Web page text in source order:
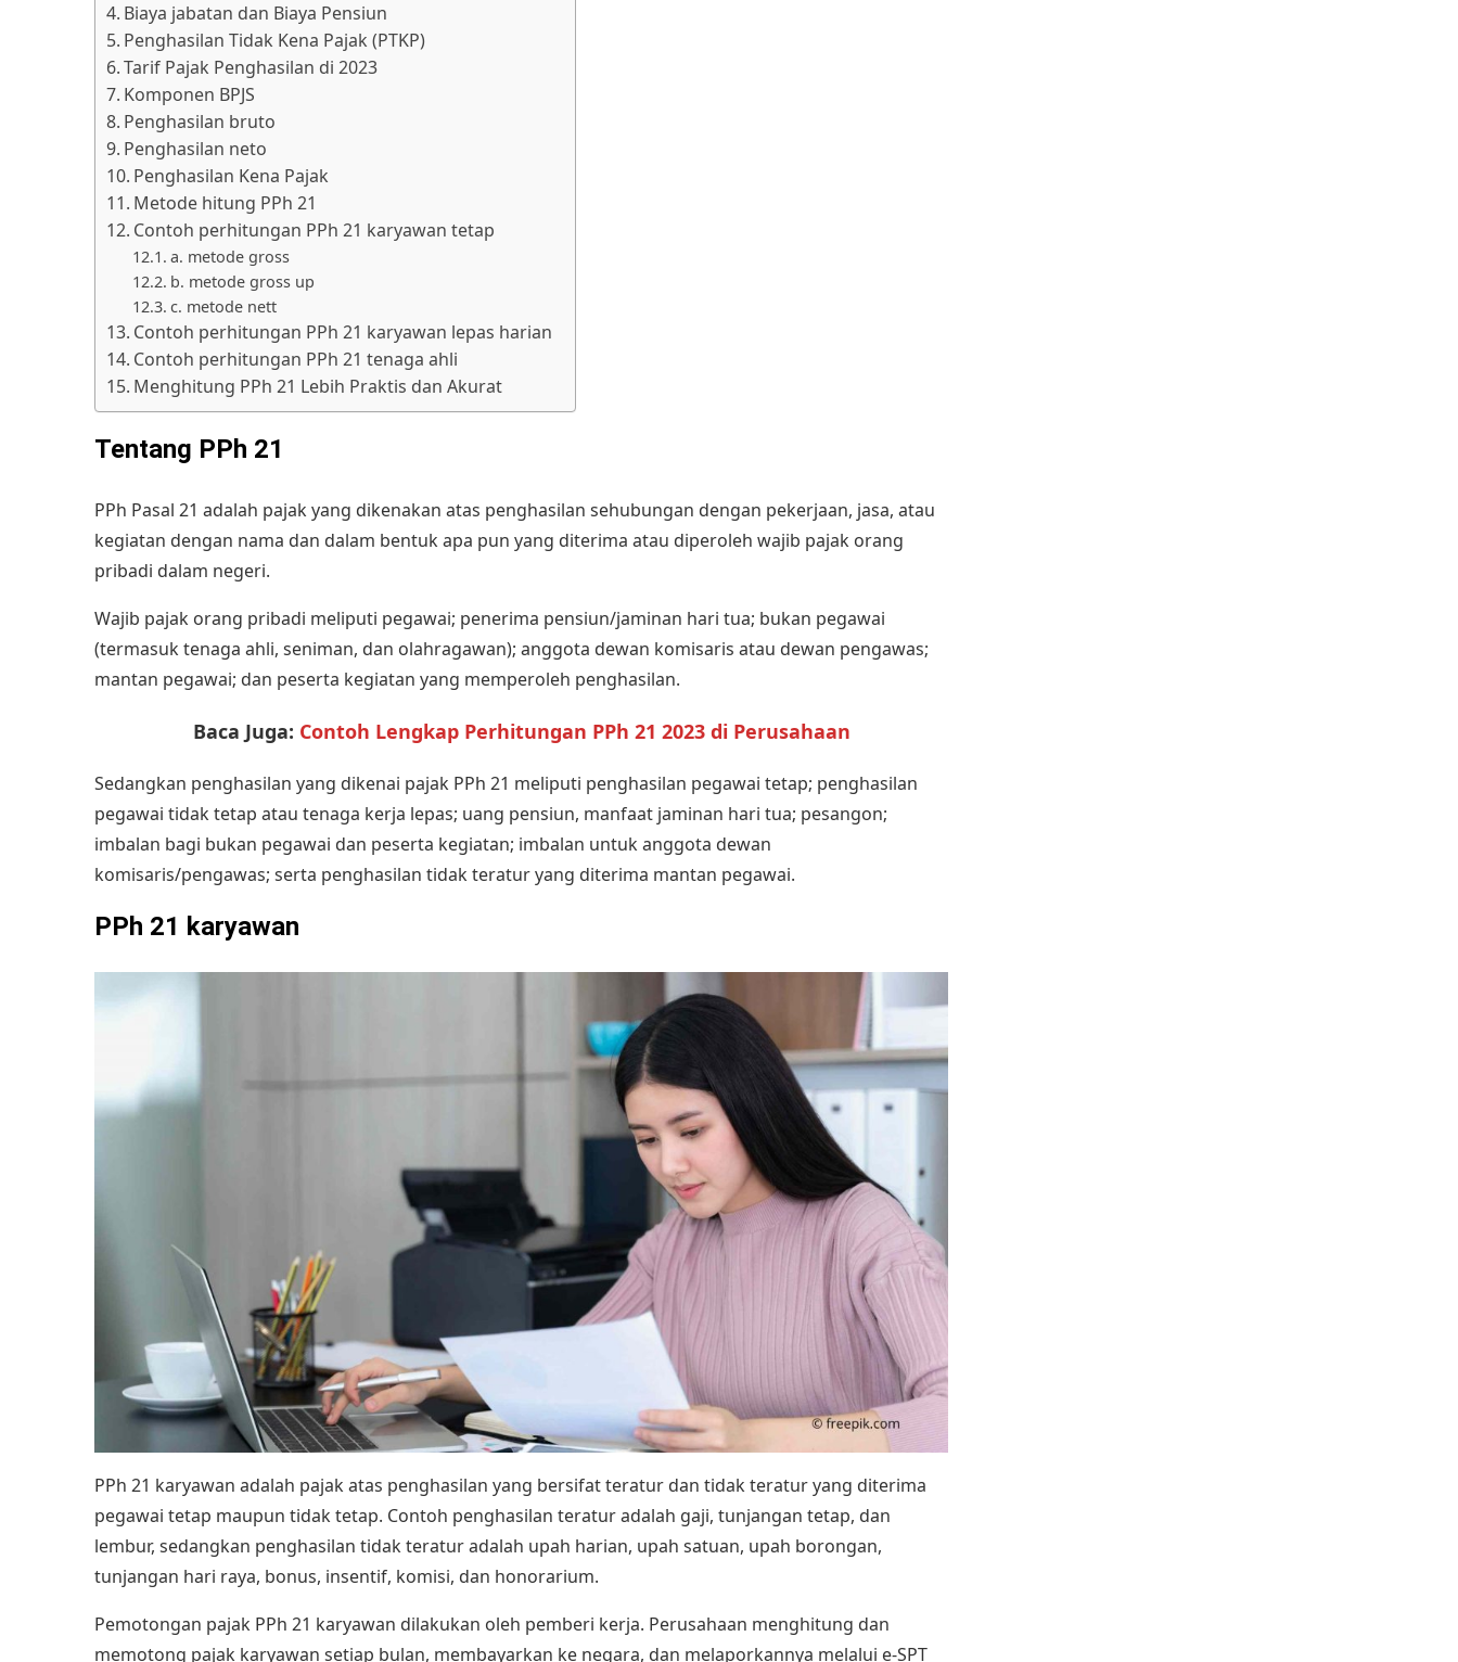
Biaya jabatan dan Biaya Pensiun
Penghasilan Tidak Kena Pajak (PTKP)
Tarif Pajak Penghasilan di 2023
Komponen BPJS
Penghasilan bruto
Penghasilan neto
Penghasilan Kena Pajak
Metode hitung PPh 21
Contoh perhitungan PPh 21 karyawan tetap
a. metode gross
b. metode gross up
c. metode nett
Contoh perhitungan PPh 21 karyawan lepas harian
Contoh perhitungan PPh 21 tenaga ahli
Menghitung PPh 21 Lebih Praktis dan Akurat
Tentang PPh 21
PPh Pasal 21 adalah pajak yang dikenakan atas penghasilan sehubungan dengan pekerjaan, jasa, atau
kegiatan dengan nama dan dalam bentuk apa pun yang diterima atau diperoleh wajib pajak orang
pribadi dalam negeri.
Wajib pajak orang pribadi meliputi pegawai; penerima pensiun/jaminan hari tua; bukan pegawai
(termasuk tenaga ahli, seniman, dan olahragawan); anggota dewan komisaris atau dewan pengawas;
mantan pegawai; dan peserta kegiatan yang memperoleh penghasilan.
Baca Juga: Contoh Lengkap Perhitungan PPh 21 2023 di Perusahaan
Sedangkan penghasilan yang dikenai pajak PPh 21 meliputi penghasilan pegawai tetap; penghasilan
pegawai tidak tetap atau tenaga kerja lepas; uang pensiun, manfaat jaminan hari tua; pesangon;
imbalan bagi bukan pegawai dan peserta kegiatan; imbalan untuk anggota dewan
komisaris/pengawas; serta penghasilan tidak teratur yang diterima mantan pegawai.
PPh 21 karyawan
PPh 21 karyawan adalah pajak atas penghasilan yang bersifat teratur dan tidak teratur yang diterima
pegawai tetap maupun tidak tetap. Contoh penghasilan teratur adalah gaji, tunjangan tetap, dan
lembur, sedangkan penghasilan tidak teratur adalah upah harian, upah satuan, upah borongan,
tunjangan hari raya, bonus, insentif, komisi, dan honorarium.
Pemotongan pajak PPh 21 karyawan dilakukan oleh pemberi kerja. Perusahaan menghitung dan
memotong pajak karyawan setiap bulan, membayarkan ke negara, dan melaporkannya melalui e-SPT